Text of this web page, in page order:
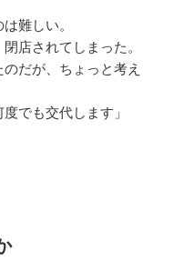
難しい。
店されてしまった。
だが、ちょっと考え
でも交代します」